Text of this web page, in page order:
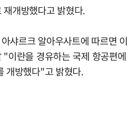
개방했다고 밝혔다.
샤르크 알아우사트에 따르면 이
"이란을 경유하는 국제 항공편에
개방했다"고 밝혔다.